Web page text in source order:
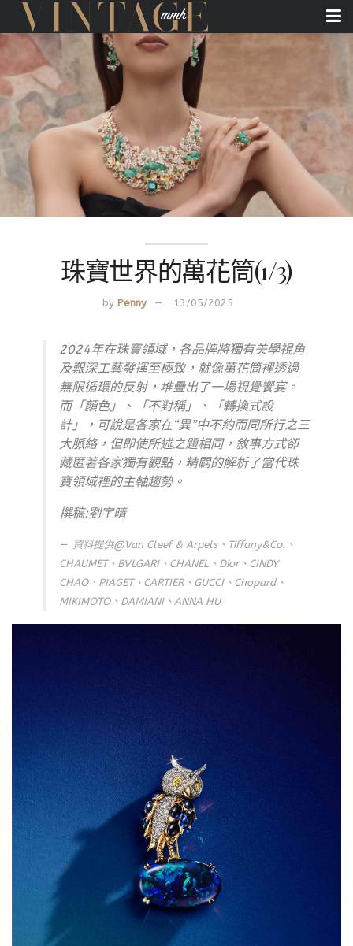
珠寶世界的萬花筒(1/3)
by Penny 13/05/2025
2024年在珠寶領域，各品牌將獨有美學視角
及艱深工藝發揮至極致，就像萬花筒裡透過
無限循環的反射，堆疊出了一場視覺饗宴。
而「顏色」、「不對稱」、「轉換式設
計」，可說是各家在“異”中不約而同所行之三
大脈絡，但即使所述之題相同，敘事方式卻
藏匿著各家獨有觀點，精闢的解析了當代珠
寶領域裡的主軸趨勢。
撰稿:劉宇晴
資料提供@Van Cleef & Arpels、Tiffany&Co.、
CHAUMET、BVLGARI、CHANEL、Dior、CINDY
CHAO、PIAGET、CARTIER、GUCCI、Chopard、
MIKIMOTO、DAMIANI、ANNA HU